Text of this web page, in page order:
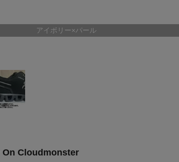
アイボリー×パール
On Cloudmonster